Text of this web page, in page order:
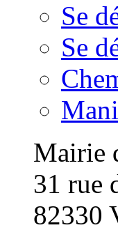
Se
Se
Mairie
31 rue
82330